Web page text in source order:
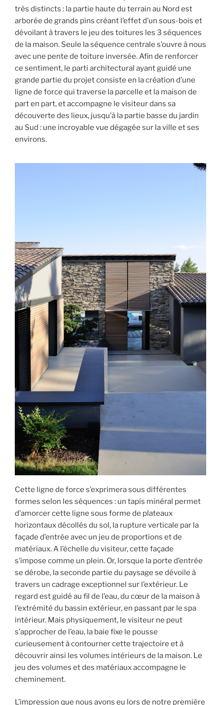
très distincts : la partie haute du terrain au Nord est
arborée de grands pins créant l’effet d’un sous-bois et
dévoilant à travers le jeu des toitures les 3 séquences
de la maison. Seule la séquence centrale s’ouvre à nous
avec une pente de toiture inversée. Afin de renforcer
ce sentiment, le parti architectural ayant guidé une
grande partie du projet consiste en la création d’une
ligne de force qui traverse la parcelle et la maison de
part en part, et accompagne le visiteur dans sa
découverte des lieux, jusqu’à la partie basse du jardin
au Sud : une incroyable vue dégagée sur la ville et ses
environs.
Cette ligne de force s’exprimera sous différentes
formes selon les séquences : un tapis minéral permet
d’amorcer cette ligne sous forme de plateaux
horizontaux décollés du sol, la rupture verticale par la
façade d’entrée avec un jeu de proportions et de
matériaux. A l’échelle du visiteur, cette façade
s’impose comme un plein. Or, lorsque la porte d’entrée
se dérobe, la seconde partie du paysage se dévoile à
travers un cadrage exceptionnel sur l’extérieur. Le
regard est guidé au fil de l’eau, du cœur de la maison à
l’extrémité du bassin extérieur, en passant par le spa
intérieur. Mais physiquement, le visiteur ne peut
s’approcher de l’eau, la baie fixe le pousse
curieusement à contourner cette trajectoire et à
découvrir ainsi les volumes intérieurs de la maison. Le
jeu des volumes et des matériaux accompagne le
cheminement.
L’impression que nous avons eu lors de notre première